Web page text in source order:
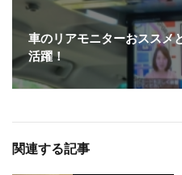
車のリアモニターおススメ
活躍！
関連する記事